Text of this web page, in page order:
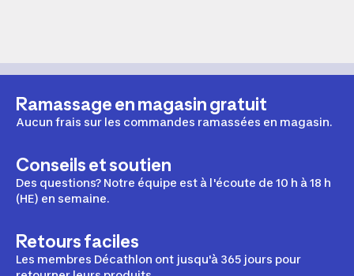
Ramassage en magasin gratuit
Aucun frais sur les commandes ramassées en magasin.
Conseils et soutien
Des questions? Notre équipe est à l'écoute de 10 h à 18 h
(HE) en semaine.
Retours faciles
Les membres Décathlon ont jusqu'à 365 jours pour